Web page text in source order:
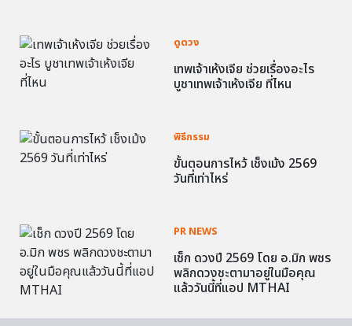
ดูดวง
เทพเจ้าเห้งเจีย ช่วยเรื่องอะไร
บูชาเทพเจ้าเห้งเจีย ที่ไหน
พิธีกรรม
ขั้นตอนการไหว้ เช็งเม้ง 2569
วันที่เท่าไหร่
PR NEWS
เช็ก ดวงปี 2569 โดย อ.มิก พชร
พลิกดวงชะตามาอยู่ในมือคุณ
แล้ววันนี้ที่แอป MTHAI